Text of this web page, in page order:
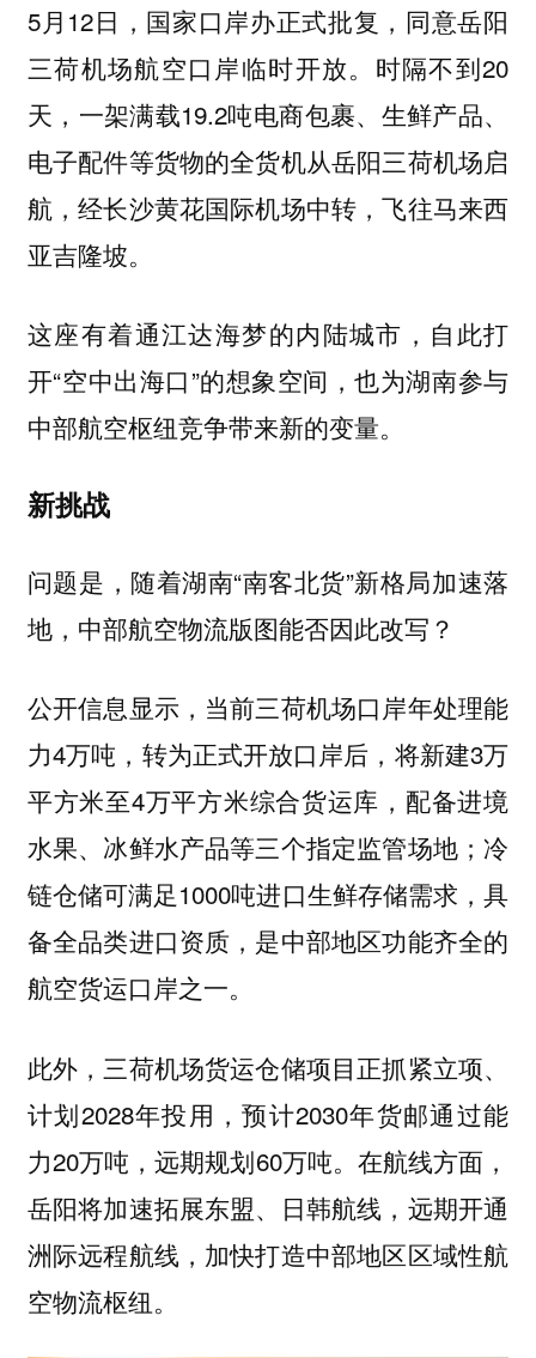
5月12日，国家口岸办正式批复，同意岳阳
三荷机场航空口岸临时开放。时隔不到20
天，一架满载19.2吨电商包裹、生鲜产品、
电子配件等货物的全货机从岳阳三荷机场启
航，经长沙黄花国际机场中转，飞往马来西
亚吉隆坡。
这座有着通江达海梦的内陆城市，自此打
开“空中出海口”的想象空间，也为湖南参与
中部航空枢纽竞争带来新的变量。
新挑战
问题是，随着湖南“南客北货”新格局加速落
地，中部航空物流版图能否因此改写？
公开信息显示，当前三荷机场口岸年处理能
力4万吨，转为正式开放口岸后，将新建3万
平方米至4万平方米综合货运库，配备进境
水果、冰鲜水产品等三个指定监管场地；冷
链仓储可满足1000吨进口生鲜存储需求，具
备全品类进口资质，是中部地区功能齐全的
航空货运口岸之一。
此外，三荷机场货运仓储项目正抓紧立项、
计划2028年投用，预计2030年货邮通过能
力20万吨，远期规划60万吨。在航线方面，
岳阳将加速拓展东盟、日韩航线，远期开通
洲际远程航线，加快打造中部地区区域性航
空物流枢纽。